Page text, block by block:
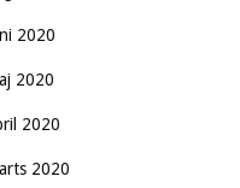
2020
2020
2020
2020